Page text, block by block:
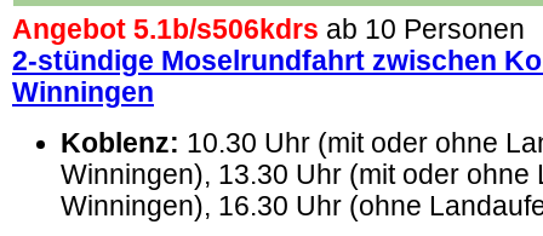
Angebot 5.1b/s506kdrs ab 10 Personen
2-stündige Moselrundfahrt zwischen
Winningen
Koblenz: 10.30 Uhr (mit oder ohne
Winningen), 13.30 Uhr (mit oder ohne
Winningen), 16.30 Uhr (ohne